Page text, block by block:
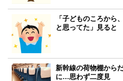
「子どものころから
と思ってた」見ると
新幹線の荷物棚から
に…思わず二度見